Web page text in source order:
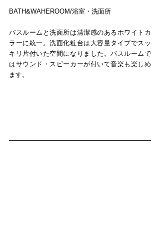
​BATH&WAHEROOM/浴室・洗面所
バスルームと洗面所は清潔感のあるホワイトカ
ラーに統一。洗面化粧台は大容量タイプでスッ
キリ片付いた空間になりました。バスルームで
はサウンド・スピーカーが付いて音楽も楽しめ
ます。​​